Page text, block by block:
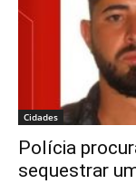
Cidades
Polícia
sequestrar